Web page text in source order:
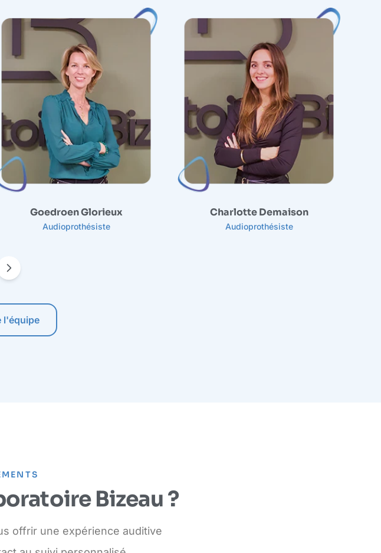
Goedroen Glorieux
Audioprothésiste
Charlotte Demaison
Audioprothésiste
l'équipe
Bizeau ?
offrir une expérience auditive